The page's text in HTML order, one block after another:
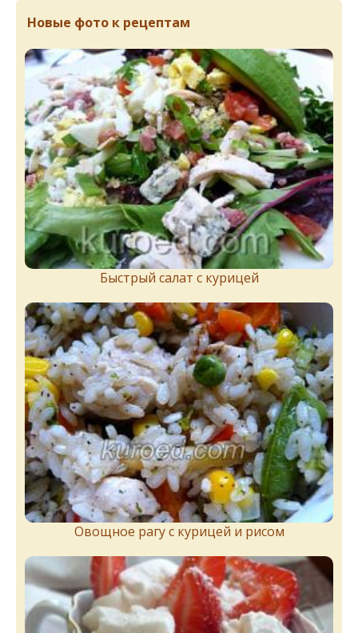
Новые фото к рецептам
Быстрый салат с курицей
Овощное рагу с курицей и рисом